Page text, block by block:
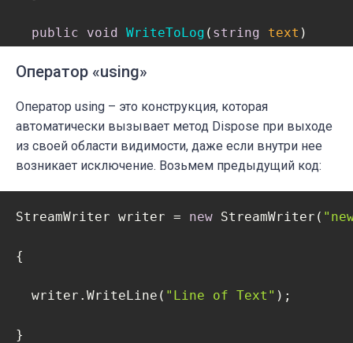
  }
public void WriteToLog ( string text )
  {
    _streamWriter.WriteLine(text);
  }
public void Dispose()
Оператор «using»
Оператор using – это конструкция, которая
автоматически вызывает метод Dispose при выходе
из своей области видимости, даже если внутри нее
возникает исключение. Возьмем предыдущий код:
StreamWriter writer = new StreamWriter(
{
  writer.WriteLine(
"Line of Text" );
}